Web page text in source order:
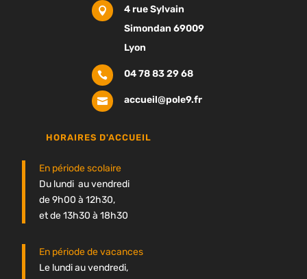

4 rue Sylvain
Simondan 69009
Lyon
 04 78 83 29 68
 accueil@pole9.fr
HORAIRES D'ACCUEIL
En période scolaire
Du lundi au vendredi
de 9h00 à 12h30,
et de 13h30 à 18h30
En période de vacances
Le lundi au vendredi,